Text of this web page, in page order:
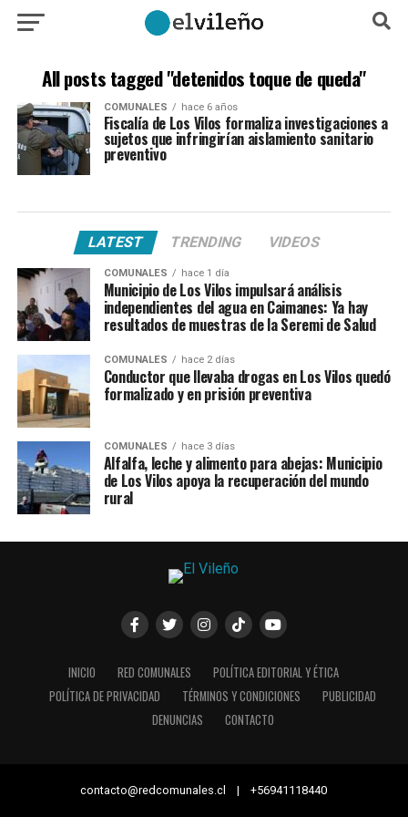
All posts tagged "detenidos toque de queda"
COMUNALES hace 6 años
Fiscalía de Los Vilos formaliza investigaciones a
sujetos que infringirían aislamiento sanitario
preventivo
LATEST TRENDING VIDEOS
COMUNALES hace 1 día
Municipio de Los Vilos impulsará análisis
independientes del agua en Caimanes: Ya hay
resultados de muestras de la Seremi de Salud
COMUNALES hace 2 días
Conductor que llevaba drogas en Los Vilos quedó
formalizado y en prisión preventiva
COMUNALES hace 3 días
Alfalfa, leche y alimento para abejas: Municipio
de Los Vilos apoya la recuperación del mundo
rural
INICIO RED COMUNALES
POLÍTICA EDITORIAL Y ÉTICA
POLÍTICA DE PRIVACIDAD
TÉRMINOS Y CONDICIONES
PUBLICIDAD
DENUNCIAS
CONTACTO
contacto@redcomunales.cl | +56941118440